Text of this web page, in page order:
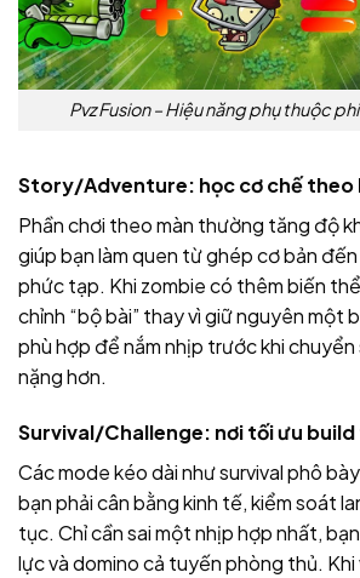
Pvz Fusion – Hiệu năng phụ thuộc
Story/Adventure: học cơ chế theo
Phần chơi theo màn thường tăng độ
giúp bạn làm quen từ ghép cơ bản
phức tạp. Khi zombie có thêm biến
chỉnh “bộ bài” thay vì giữ nguyên một
phù hợp để nắm nhịp trước khi
nặng hơn.
Survival/Challenge: nơi tối ưu build
Các mode kéo dài như survival phô
bạn phải cân bằng kinh tế, kiểm soát
tục. Chỉ cần sai một nhịp hợp nhất,
lực và domino cả tuyến phòng thủ. Khi